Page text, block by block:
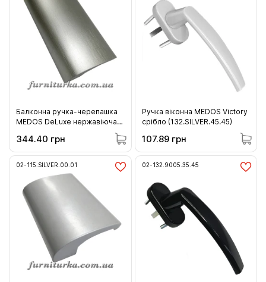
Балконна ручка-черепашка
MEDOS DeLuxe нержавіюча
344.40 грн
Ручка віконна MEDOS Victory
срібло (132.SILVER.45.45)
107.89 грн
02-115.SILVER.00.01 02-132.9005.35.45